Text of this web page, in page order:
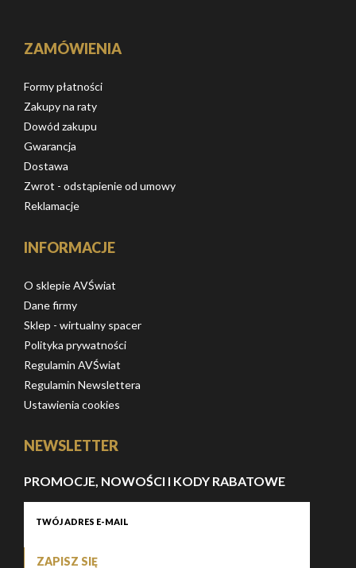
ZAMÓWIENIA
Formy płatności
Zakupy na raty
Dowód zakupu
Gwarancja
Dostawa
Zwrot - odstąpienie od umowy
Reklamacje
INFORMACJE
O sklepie AVŚwiat
Dane firmy
Sklep - wirtualny spacer
Polityka prywatności
Regulamin AVŚwiat
Regulamin Newslettera
Ustawienia cookies
NEWSLETTER
PROMOCJE, NOWOŚCI I KODY RABATOWE
ZAPISZ SIĘ